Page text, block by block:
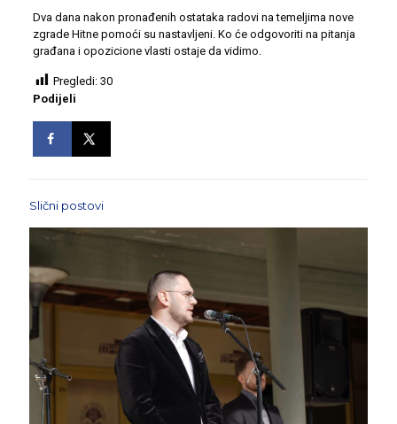
Dva dana nakon pronađenih ostataka radovi na temeljima nove
zgrade Hitne pomoći su nastavljeni. Ko će odgovoriti na pitanja
građana i opozicione vlasti ostaje da vidimo.
Pregledi: 30
Podijeli
Slični postovi